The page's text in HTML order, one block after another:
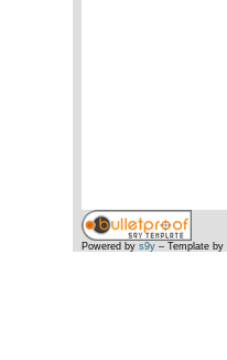
Powered by s9y– Template by